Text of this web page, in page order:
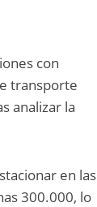
con
transporte
analizar la
en las
300.000, lo